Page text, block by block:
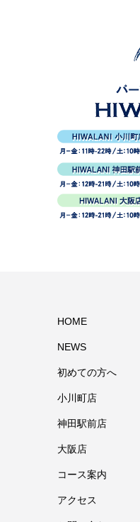
HOME
NEWS
初めての方へ
小川町店
神田駅前店
大阪店
コース案内
アクセス